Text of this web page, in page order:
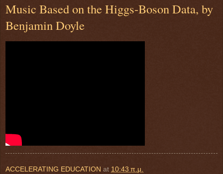
Music Based on the Higgs-Boson Data, by
Benjamin Doyle
ACCELERATING EDUCATION at 10:43 π.μ.